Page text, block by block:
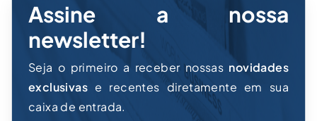
Assine a nossa
newsletter!
Seja o primeiro a receber nossas novidades
exclusivas e recentes diretamente em sua
caixa de entrada.